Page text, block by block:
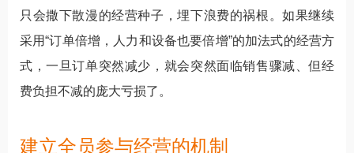
只会撒下散漫的经营种子，埋下浪费的祸根。如果继续
采用“订单倍增，人力和设备也要倍增”的加法式的经营方
式，一旦订单突然减少，就会突然面临销售骤减、但经
费负担不减的庞大亏损了。
建立全员参与经营的机制